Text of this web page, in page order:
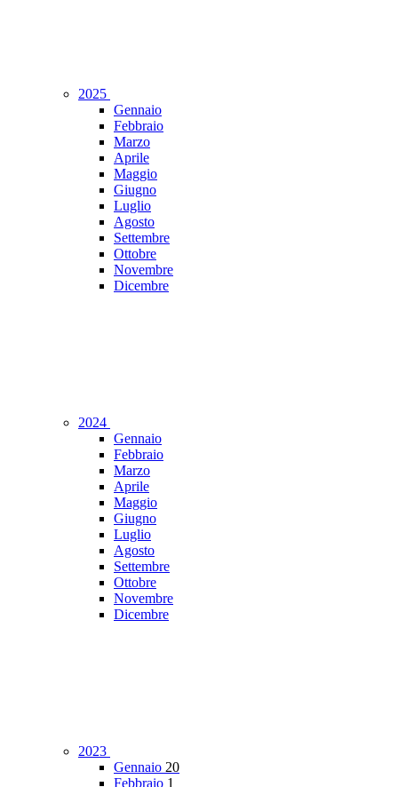
2025
Gennaio
Febbraio
Marzo
Aprile
Maggio
Giugno
Luglio
Agosto
Settembre
Ottobre
Novembre
Dicembre
2024
Gennaio
Febbraio
Marzo
Aprile
Maggio
Giugno
Luglio
Agosto
Settembre
Ottobre
Novembre
Dicembre
2023
Gennaio 20
Febbraio 1